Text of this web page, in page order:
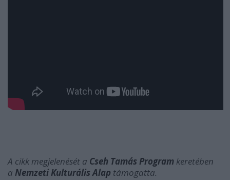
A cikk megjelenését a Cseh Tamás Program keretében
a Nemzeti Kulturális Alap támogatta.